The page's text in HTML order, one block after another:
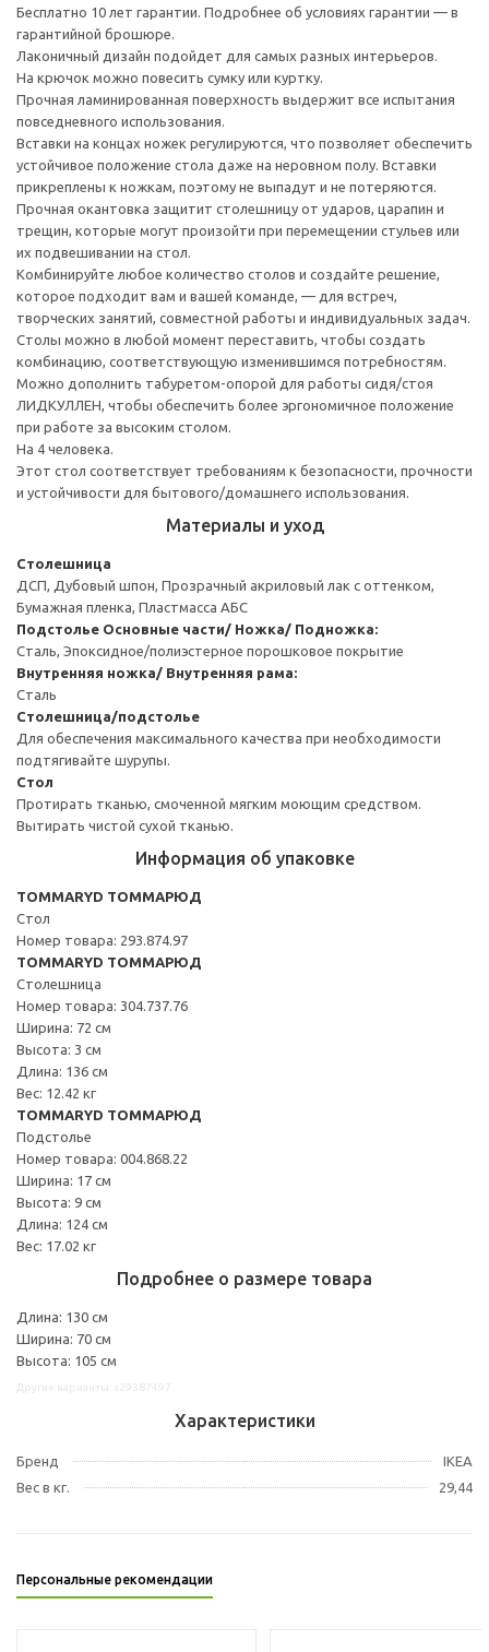
Бесплатно 10 лет гарантии. Подробнее об условиях гарантии — в
гарантийной брошюре.
Лаконичный дизайн подойдет для самых разных интерьеров.
На крючок можно повесить сумку или куртку.
Прочная ламинированная поверхность выдержит все испытания
повседневного использования.
Вставки на концах ножек регулируются, что позволяет обеспечить
устойчивое положение стола даже на неровном полу. Вставки
прикреплены к ножкам, поэтому не выпадут и не потеряются.
Прочная окантовка защитит столешницу от ударов, царапин и
трещин, которые могут произойти при перемещении стульев или
их подвешивании на стол.
Комбинируйте любое количество столов и создайте решение,
которое подходит вам и вашей команде, — для встреч,
творческих занятий, совместной работы и индивидуальных задач.
Столы можно в любой момент переставить, чтобы создать
комбинацию, соответствующую изменившимся потребностям.
Можно дополнить табуретом-опорой для работы сидя/стоя
ЛИДКУЛЛЕН, чтобы обеспечить более эргономичное положение
при работе за высоким столом.
На 4 человека.
Этот стол соответствует требованиям к безопасности, прочности
и устойчивости для бытового/домашнего использования.
Материалы и уход
Столешница
ДСП, Дубовый шпон, Прозрачный акриловый лак с оттенком,
Бумажная пленка, Пластмасса АБС
Подстолье Основные части/ Ножка/ Подножка:
Сталь, Эпоксидное/полиэстерное порошковое покрытие
Внутренняя ножка/ Внутренняя рама:
Сталь
Столешница/подстолье
Для обеспечения максимального качества при необходимости
подтягивайте шурупы.
Стол
Протирать тканью, смоченной мягким моющим средством.
Вытирать чистой сухой тканью.
Информация об упаковке
TOMMARYD ТОММАРЮД
Стол
Номер товара: 293.874.97
TOMMARYD ТОММАРЮД
Столешница
Номер товара: 304.737.76
Ширина: 72 см
Высота: 3 см
Длина: 136 см
Вес: 12.42 кг
TOMMARYD ТОММАРЮД
Подстолье
Номер товара: 004.868.22
Ширина: 17 см
Высота: 9 см
Длина: 124 см
Вес: 17.02 кг
Подробнее о размере товара
Длина: 130 см
Ширина: 70 см
Высота: 105 см
Характеристики
Бренд
IKEA
Вес в кг.
29,44
Персональные рекомендации